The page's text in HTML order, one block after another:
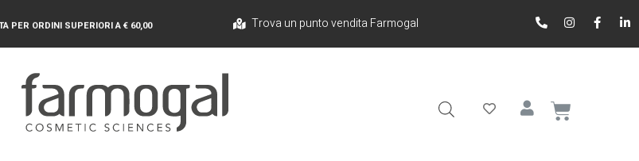
PER ORDINI SUPERIORI A € 60,00 Trova un punto vendita Farmogal